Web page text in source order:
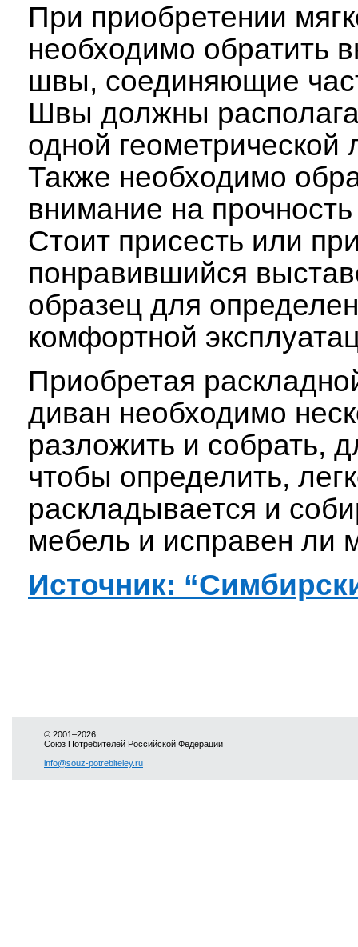
При приобретении
необходимо обратить
швы, соединяющие
Швы должны
одной геометрической
Также необходимо
внимание на
Стоит присесть или
понравившийся
образец для
комфортной
Приобретая
диван необходимо
разложить и собрать,
чтобы определить,
раскладывается и
мебель и исправен ли
Источник:
© 2001–2026
Союз Потребителей Российской Федерации
info@souz-potrebiteley.ru